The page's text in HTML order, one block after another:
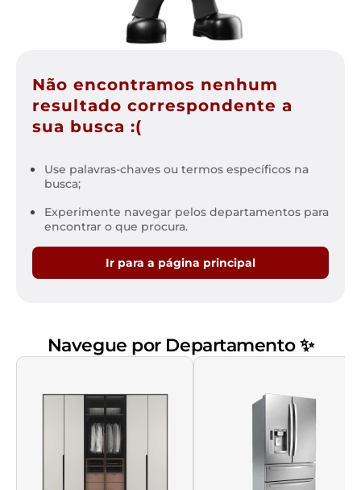
Não encontramos nenhum
resultado correspondente a
sua busca :(
Use palavras-chaves ou termos específicos na
busca;
Experimente navegar pelos departamentos para
encontrar o que procura.
Ir para a página principal
Navegue por Departamento ✨